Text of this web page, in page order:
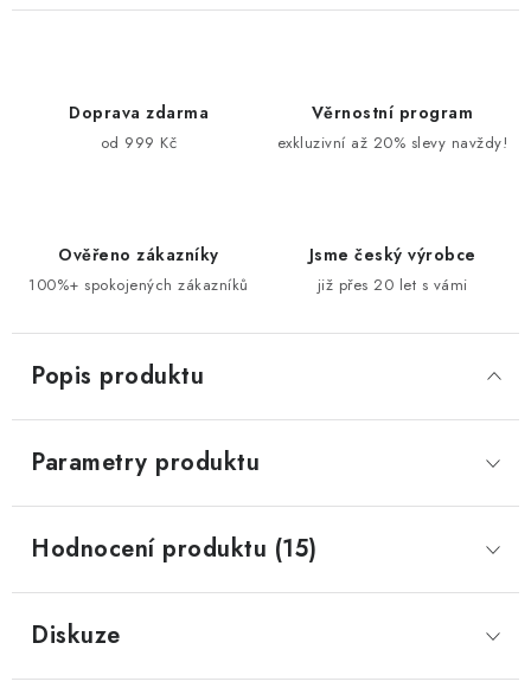
Doprava zdarma
od 999 Kč
Věrnostní program
exkluzivní až 20% slevy navždy!
Ověřeno zákazníky
100%+ spokojených zákazníků
Jsme český výrobce
již přes 20 let s vámi
Popis produktu
Parametry produktu
Hodnocení produktu (15)
Diskuze